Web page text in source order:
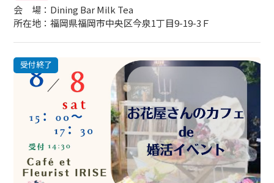
会場：Dining Bar Milk Tea
所在地：福岡県福岡市中央区今泉1丁目9-19-3Ｆ
受付終了